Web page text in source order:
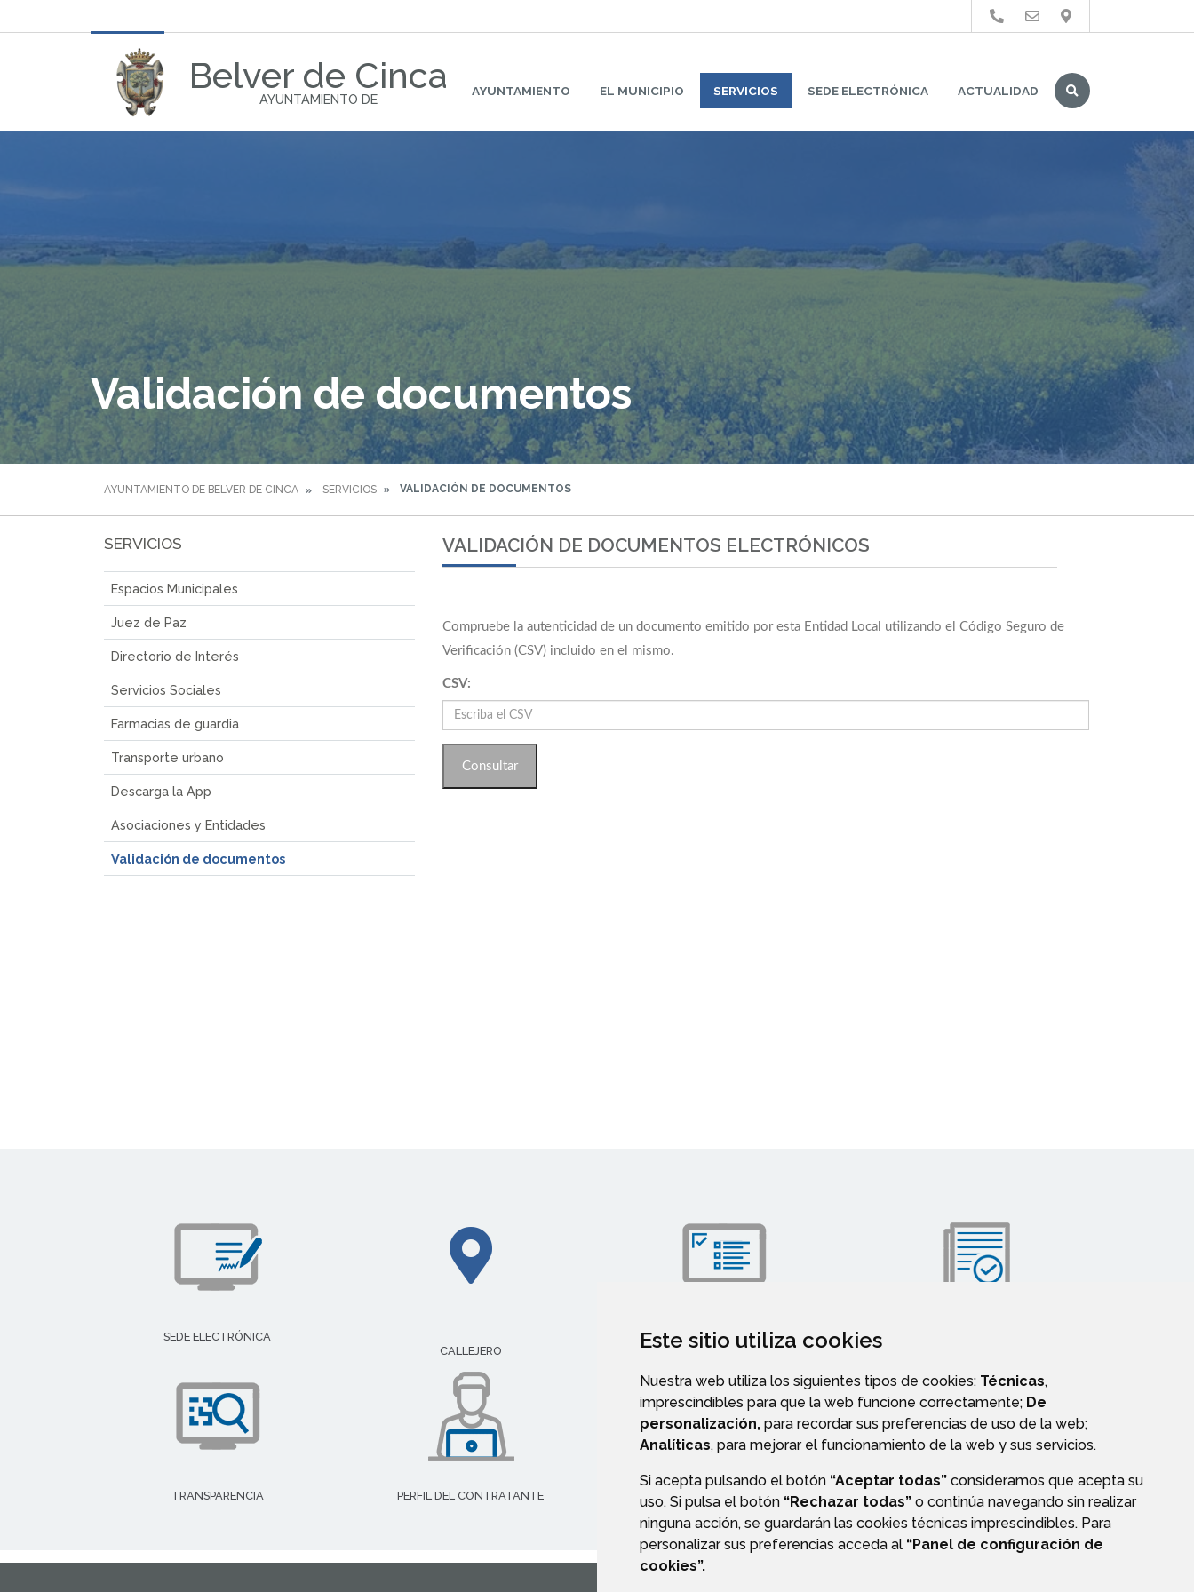
Este sitio utiliza cookies
Nuestra web utiliza los siguientes tipos de cookies: Técnicas,
imprescindibles para que la web funcione correctamente; De
personalización, para recordar sus preferencias de uso de la web;
Analíticas, para mejorar el funcionamiento de la web y sus servicios.
Si acepta pulsando el botón “Aceptar todas” consideramos que acepta su
uso. Si pulsa el botón “Rechazar todas” o continúa navegando sin realizar
ninguna acción, se guardarán las cookies técnicas imprescindibles. Para
personalizar sus preferencias acceda al “Panel de configuración de
cookies”.
Belver de Cinca
AYUNTAMIENTO DE
AYUNTAMIENTO EL MUNICIPIO SERVICIOS SEDE ELECTRÓNICA ACTUALIDAD
Buscar
Validación de documentos
AYUNTAMIENTO DE BELVER DE CINCA SERVICIOS VALIDACIÓN DE DOCUMENTOS
SERVICIOS
Espacios Municipales
Juez de Paz
Directorio de Interés
Servicios Sociales
Farmacias de guardia
Transporte urbano
Descarga la App
Asociaciones y Entidades
Validación de documentos
VALIDACIÓN DE DOCUMENTOS ELECTRÓNICOS
SEDE ELECTRÓNICA
CALLEJERO
IMPRESOS E INSTANCIAS
TRANSPARENCIA PERFIL DEL CONTRATANTE